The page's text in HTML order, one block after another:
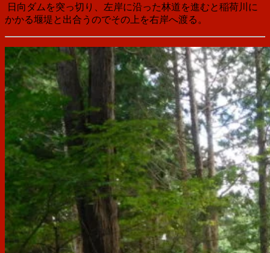
日向ダムを突っ切り、左岸に沿った林道を進むと稲荷川に
かかる堰堤と出合うのでその上を右岸へ渡る。